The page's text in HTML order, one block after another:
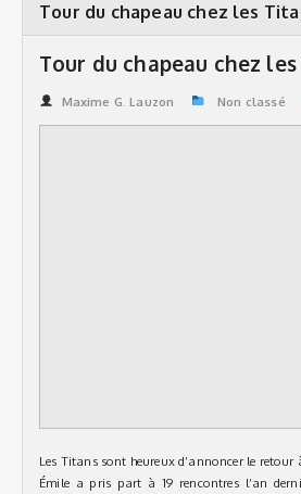
GALERIE PHOTOS
STATISTIQUES
ORGANISATION
CALENDRIER
COMMANDITAIRES
STATISTIQUES DE LA LIGUE
Tour du chapeau chez les
Tour du chapeau chez
Maxime G. Lauzon Non classé
Les Titans sont heureux d’annoncer le
Émile a pris part à 19 rencontres l’an